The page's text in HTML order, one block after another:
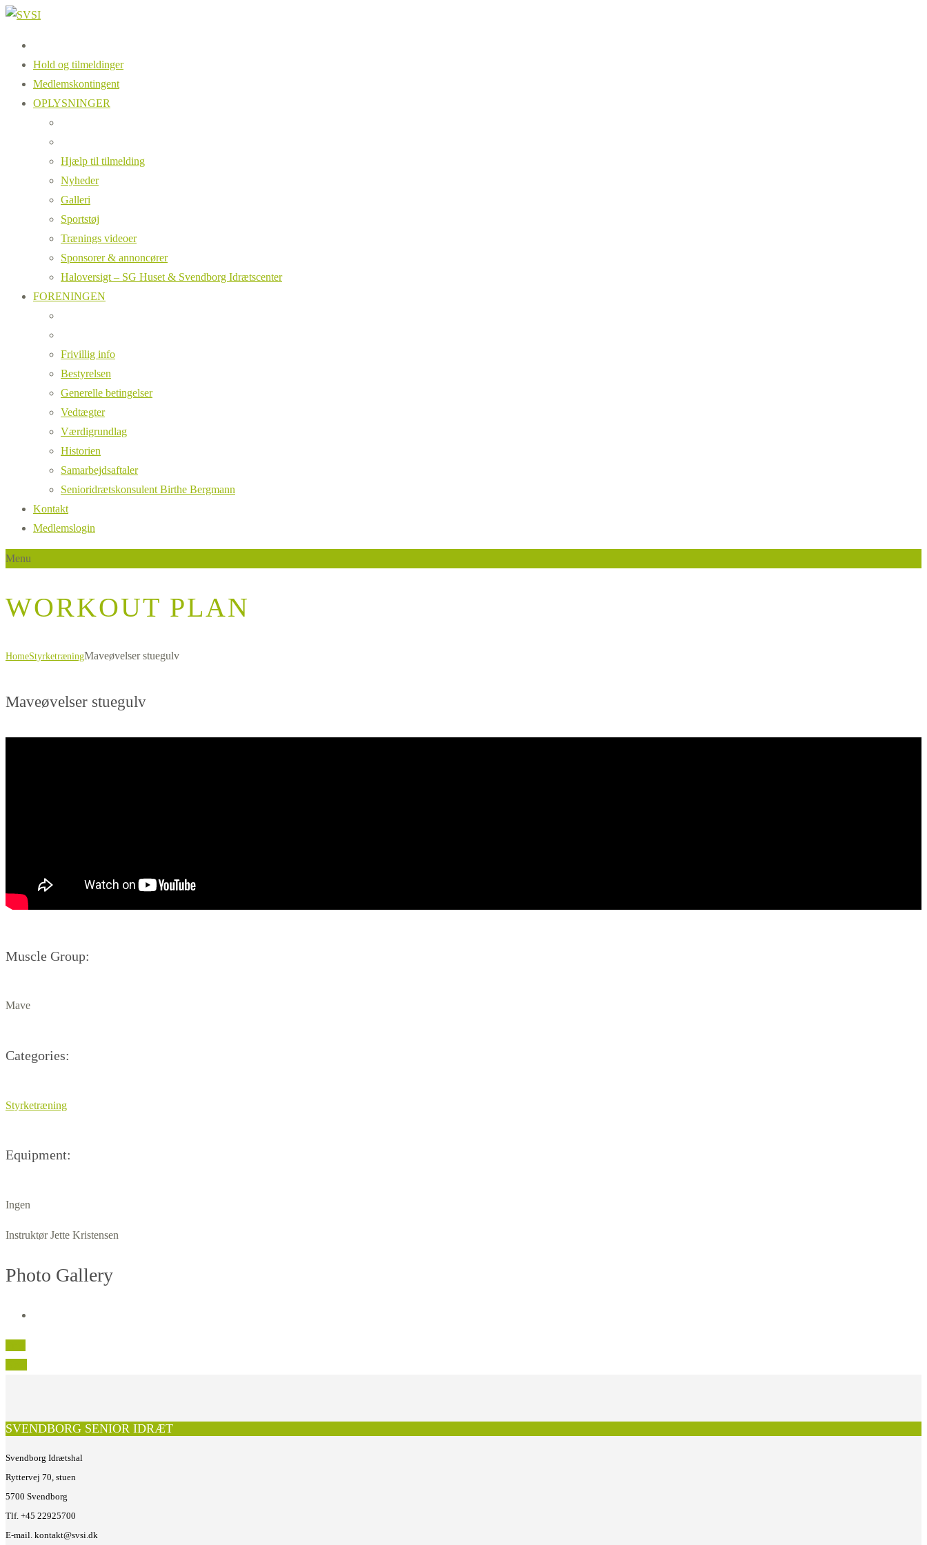
Hold og tilmeldinger
Medlemskontingent
OPLYSNINGER
Hjælp til tilmelding
Nyheder
Galleri
Sportstøj
Trænings videoer
Sponsorer & annoncører
Haloversigt – SG Huset & Svendborg Idrætscenter
FORENINGEN
Frivillig info
Bestyrelsen
Generelle betingelser
Vedtægter
Værdigrundlag
Historien
Samarbejdsaftaler
Senioridrætskonsulent Birthe Bergmann
Kontakt
Medlemslogin
Menu
WORKOUT PLAN
HomeStyrketræningMaveøvelser stuegulv
Maveøvelser stuegulv
Muscle Group:
Mave
Categories:
Styrketræning
Equipment:
Ingen
Instruktør Jette Kristensen
Photo Gallery
SVENDBORG SENIOR IDRÆT
Svendborg Idrætshal
Ryttervej 70, stuen
5700 Svendborg
Tlf. +45 22925700
E-mail. kontakt@svsi.dk